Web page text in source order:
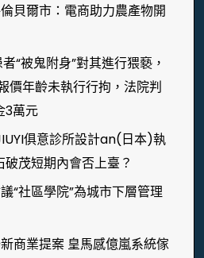
貝爾市：電商助力農產物開
“被鬼附身”對其進行猥褻，
價年齡未執行行拘，法院判
3萬元
俱意診所設計an(日本)執
茂短期內會否上臺？
“社區學院”為城市下層管理
商業提案 皇馬感億嵐系統傢